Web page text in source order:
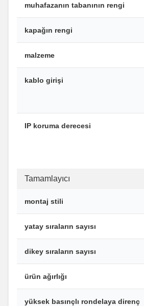
muhafazanın tabanının rengi
kapağın rengi
malzeme
kablo girişi
IP koruma derecesi
Tamamlayıcı
montaj stili
yatay sıraların sayısı
dikey sıraların sayısı
ürün ağırlığı
yüksek basınçlı rondelaya direnç